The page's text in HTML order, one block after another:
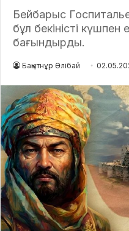
Бейбарыс
бұл бекіністі
бағындырды.
Бақытнұр Әлібай